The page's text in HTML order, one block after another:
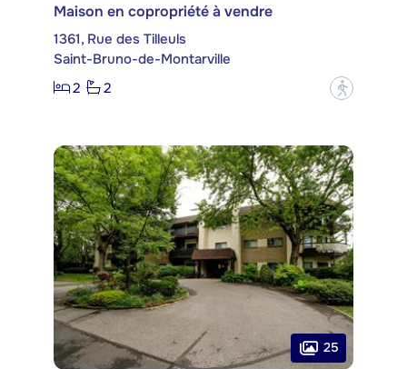
Maison en copropriété à vendre
1361, Rue des Tilleuls
Saint-Bruno-de-Montarville
2
2 ?
25